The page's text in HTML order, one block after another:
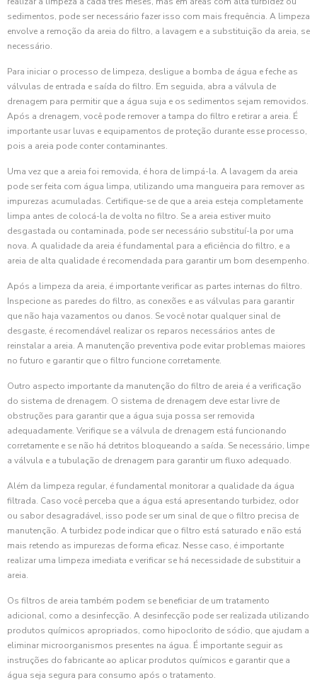
sedimentos, pode ser necessário fazer isso com mais frequência. A limpeza
envolve a remoção da areia do filtro, a lavagem e a substituição da areia, se
necessário.
Para iniciar o processo de limpeza, desligue a bomba de água e feche as
válvulas de entrada e saída do filtro. Em seguida, abra a válvula de
drenagem para permitir que a água suja e os sedimentos sejam removidos.
Após a drenagem, você pode remover a tampa do filtro e retirar a areia. É
importante usar luvas e equipamentos de proteção durante esse processo,
pois a areia pode conter contaminantes.
Uma vez que a areia foi removida, é hora de limpá-la. A lavagem da areia
pode ser feita com água limpa, utilizando uma mangueira para remover as
impurezas acumuladas. Certifique-se de que a areia esteja completamente
limpa antes de colocá-la de volta no filtro. Se a areia estiver muito
desgastada ou contaminada, pode ser necessário substituí-la por uma
nova. A qualidade da areia é fundamental para a eficiência do filtro, e a
areia de alta qualidade é recomendada para garantir um bom desempenho.
Após a limpeza da areia, é importante verificar as partes internas do filtro.
Inspecione as paredes do filtro, as conexões e as válvulas para garantir
que não haja vazamentos ou danos. Se você notar qualquer sinal de
desgaste, é recomendável realizar os reparos necessários antes de
reinstalar a areia. A manutenção preventiva pode evitar problemas maiores
no futuro e garantir que o filtro funcione corretamente.
Outro aspecto importante da manutenção do filtro de areia é a verificação
do sistema de drenagem. O sistema de drenagem deve estar livre de
obstruções para garantir que a água suja possa ser removida
adequadamente. Verifique se a válvula de drenagem está funcionando
corretamente e se não há detritos bloqueando a saída. Se necessário, limpe
a válvula e a tubulação de drenagem para garantir um fluxo adequado.
Além da limpeza regular, é fundamental monitorar a qualidade da água
filtrada. Caso você perceba que a água está apresentando turbidez, odor
ou sabor desagradável, isso pode ser um sinal de que o filtro precisa de
manutenção. A turbidez pode indicar que o filtro está saturado e não está
mais retendo as impurezas de forma eficaz. Nesse caso, é importante
realizar uma limpeza imediata e verificar se há necessidade de substituir a
areia.
Os filtros de areia também podem se beneficiar de um tratamento
adicional, como a desinfecção. A desinfecção pode ser realizada utilizando
produtos químicos apropriados, como hipoclorito de sódio, que ajudam a
eliminar microorganismos presentes na água. É importante seguir as
instruções do fabricante ao aplicar produtos químicos e garantir que a
água seja segura para consumo após o tratamento.